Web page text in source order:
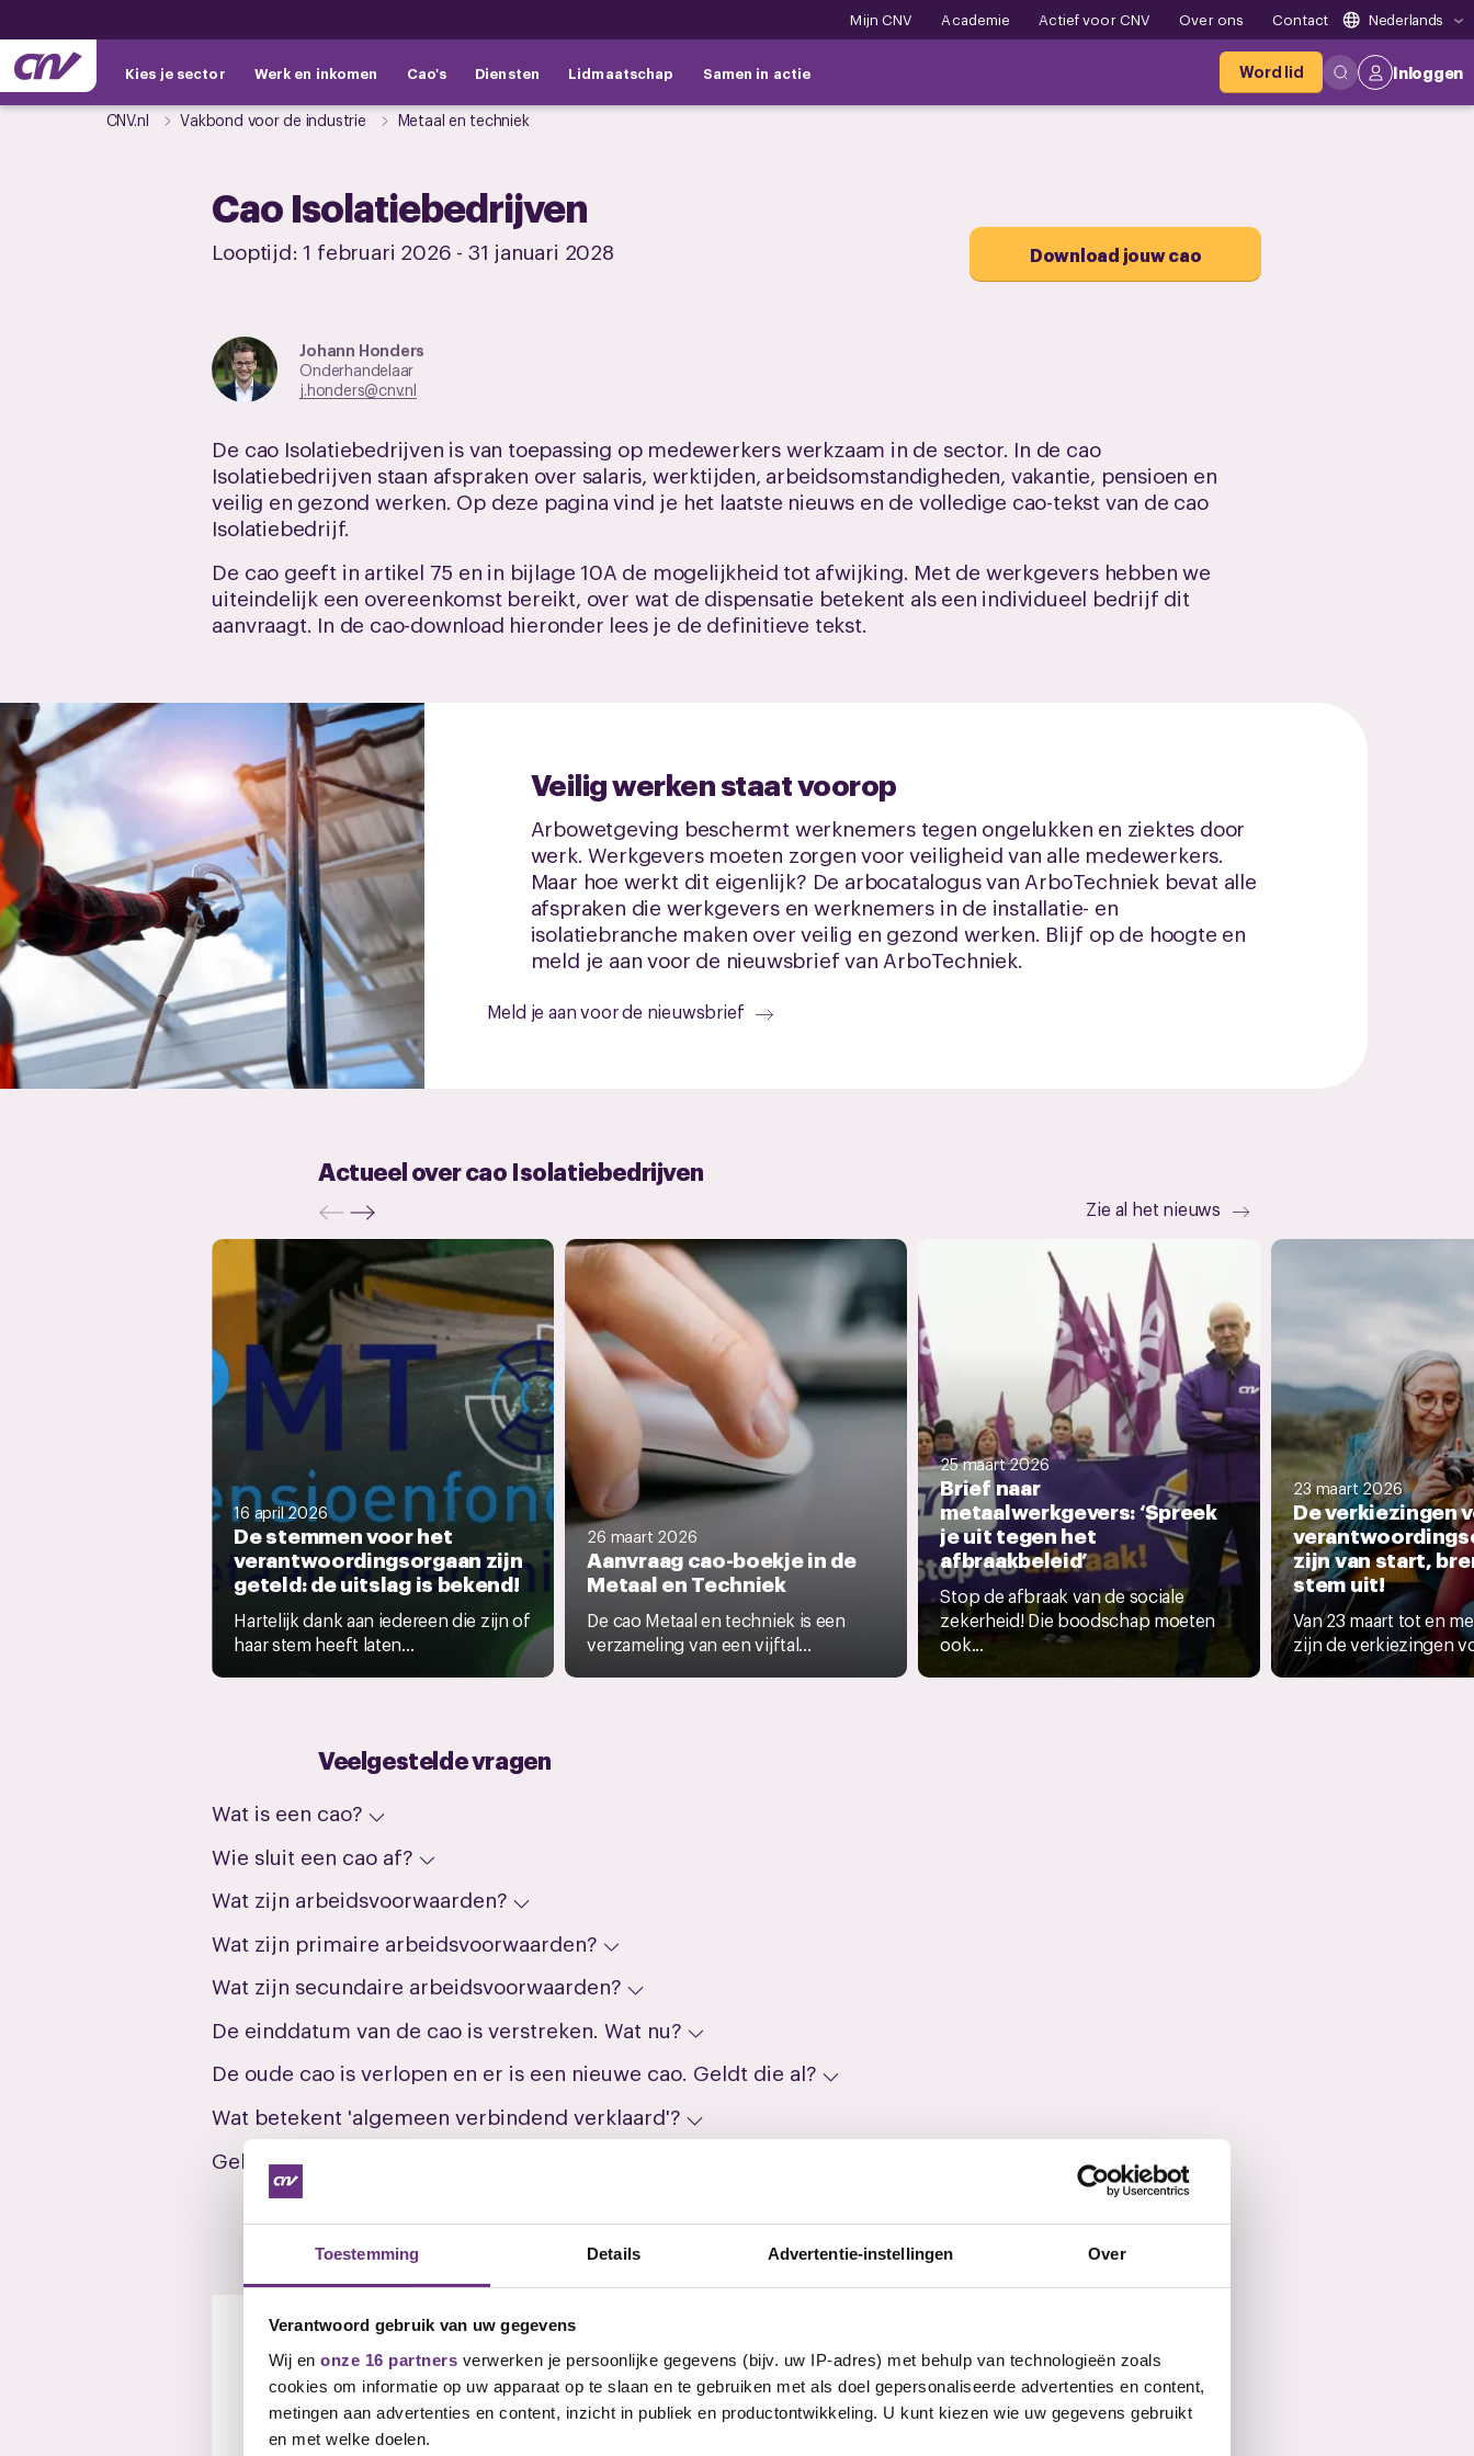
Toestemming Details Advertentie-instellingen Over
Verantwoord gebruik van uw gegevens
Wij en onze 16 partners verwerken je persoonlijke gegevens (bijv. uw IP-adres) met behulp van technologieën zoals
cookies om informatie op uw apparaat op te slaan en te gebruiken met als doel gepersonaliseerde advertenties en content,
metingen aan advertenties en content, inzicht in publiek en productontwikkeling. U kunt kiezen wie uw gegevens gebruikt
en met welke doelen.
Mijn CNV Academie Actief voor CNV Over ons Contact Nederlands
Kies je sector Werk en inkomen Cao's Diensten Lidmaatschap Samen in actie Word lid Inloggen
CNV.nl Vakbond voor de industrie Metaal en techniek
Cao Isolatiebedrijven
Looptijd: 1 februari 2026 - 31 januari 2028 Download jouw cao
Johann Honders
Onderhandelaar
j.honders@cnv.nl
De cao Isolatiebedrijven is van toepassing op medewerkers werkzaam in de sector. In de cao
Isolatiebedrijven staan afspraken over salaris, werktijden, arbeidsomstandigheden, vakantie, pensioen en
veilig en gezond werken. Op deze pagina vind je het laatste nieuws en de volledige cao-tekst van de cao
Isolatiebedrijf.
De cao geeft in artikel 75 en in bijlage 10A de mogelijkheid tot afwijking. Met de werkgevers hebben we
uiteindelijk een overeenkomst bereikt, over wat de dispensatie betekent als een individueel bedrijf dit
aanvraagt. In de cao-download hieronder lees je de definitieve tekst.
Veilig werken staat voorop
Arbowetgeving beschermt werknemers tegen ongelukken en ziektes door
werk. Werkgevers moeten zorgen voor veiligheid van alle medewerkers.
Maar hoe werkt dit eigenlijk? De arbocatalogus van ArboTechniek bevat alle
afspraken die werkgevers en werknemers in de installatie- en
isolatiebranche maken over veilig en gezond werken. Blijf op de hoogte en
meld je aan voor de nieuwsbrief van ArboTechniek.
Meld je aan voor de nieuwsbrief
Actueel over cao Isolatiebedrijven
Zie al het nieuws
16 april 2026
De stemmen voor het
verantwoordingsorgaan zijn
geteld: de uitslag is bekend!
Hartelijk dank aan iedereen die zijn of
haar stem heeft laten...
26 maart 2026
Aanvraag cao-boekje in de
Metaal en Techniek
De cao Metaal en techniek is een
verzameling van een vijftal...
25 maart 2026
Brief naar
metaalwerkgevers: ‘Spreek
je uit tegen het
afbraakbeleid’
Stop de afbraak van de sociale
zekerheid! Die boodschap moeten
ook...
23 maart 2026
De verkiezingen
zijn van start,
stem uit!
Van 23 maart tot en
zijn de verkiezingen
Veelgestelde vragen
Wat is een cao?
Wie sluit een cao af?
Wat zijn arbeidsvoorwaarden?
Wat zijn primaire arbeidsvoorwaarden?
Wat zijn secundaire arbeidsvoorwaarden?
De einddatum van de cao is verstreken. Wat nu?
De oude cao is verlopen en er is een nieuwe cao. Geldt die al?
Wat betekent 'algemeen verbindend verklaard'?
Geldt de 'algemeen verbindend verklaring' ook na afloop van de cao?
Contactpersoon
Johann Honders
Onderhandelaar
E-mail
j.honders@cnv.nl
Telefoon